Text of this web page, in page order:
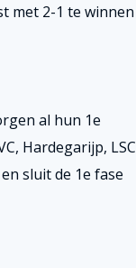
met 2-1 te winnen
al hun 1e
Hardegarijp, LSC
sluit de 1e fase